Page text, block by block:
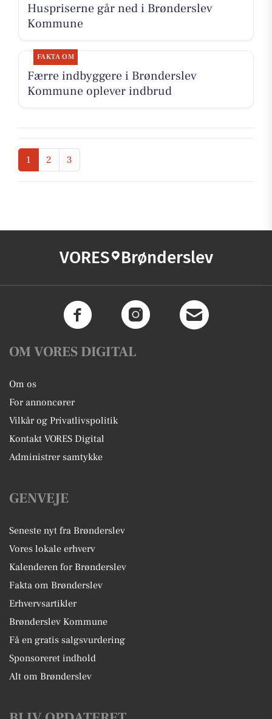
Huspriserne går ned i Brønderslev
Kommune
FAKTA OM
Færre indbyggere i Brønderslev
Kommune oplever indbrud
1 2 3
VORES Brønderslev
OM VORES DIGITAL
Om os
For annoncører
Vilkår og Privatlivspolitik
Kontakt VORES Digital
Administrer samtykke
GENVEJE
Seneste nyt fra Brønderslev
Vores lokale erhverv
Kalenderen for Brønderslev
Fakta om Brønderslev
Erhvervsartikler
Brønderslev Kommune
Få en gratis salgsvurdering
Sponsoreret indhold
Alt om Brønderslev